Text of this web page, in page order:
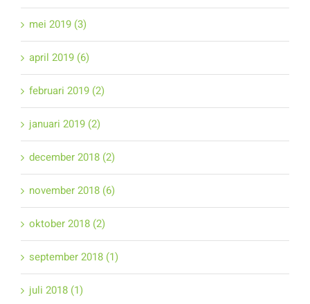
mei 2019 (3)
april 2019 (6)
februari 2019 (2)
januari 2019 (2)
december 2018 (2)
november 2018 (6)
oktober 2018 (2)
september 2018 (1)
juli 2018 (1)